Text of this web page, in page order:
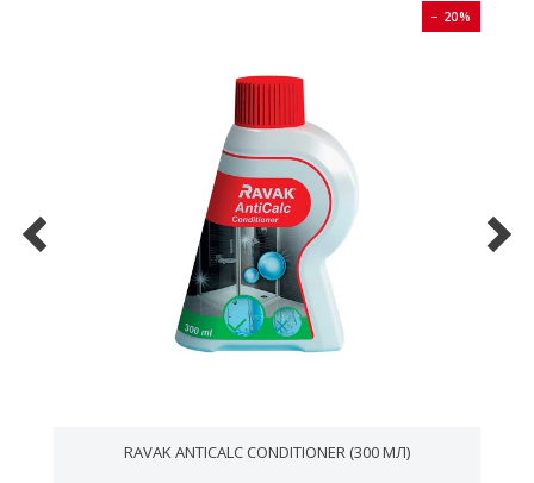
− 20%
RAVAK ANTICALC CONDITIONER (300 МЛ)